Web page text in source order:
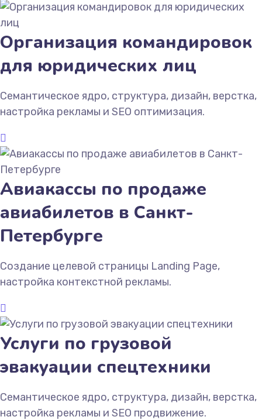
Организация командировок
для юридических лиц
Семантическое ядро, структура, дизайн, верстка,
настройка рекламы и SEO оптимизация.
Авиакассы по продаже
авиабилетов в Санкт-
Петербурге
Создание целевой страницы Landing Page,
настройка контекстной рекламы.
Услуги по грузовой
эвакуации спецтехники
Семантическое ядро, структура, дизайн, верстка,
настройка рекламы и SEO продвижение.